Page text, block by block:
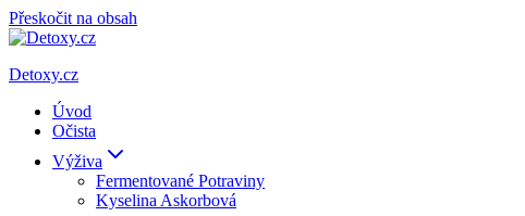
Přeskočit na obsah
Detoxy.cz
Úvod
Očista
Výživa
Fermentované Potraviny
Kyselina Askorbová